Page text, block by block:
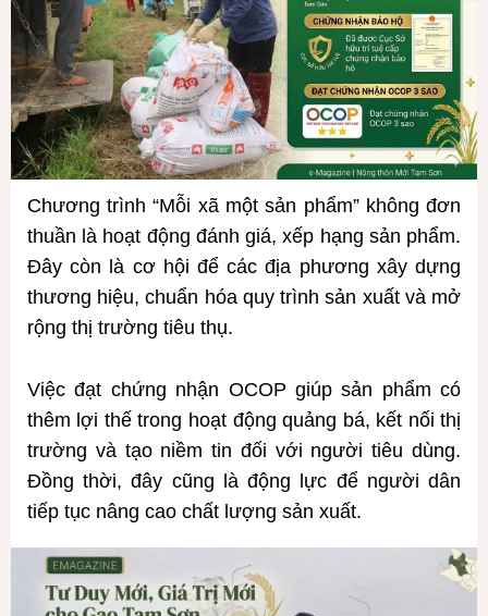
Chương trình “Mỗi xã một sản phẩm” không đơn
thuần là hoạt động đánh giá, xếp hạng sản phẩm.
Đây còn là cơ hội để các địa phương xây dựng
thương hiệu, chuẩn hóa quy trình sản xuất và mở
rộng thị trường tiêu thụ.
Việc đạt chứng nhận OCOP giúp sản phẩm có
thêm lợi thế trong hoạt động quảng bá, kết nối thị
trường và tạo niềm tin đối với người tiêu dùng.
Đồng thời, đây cũng là động lực để người dân
tiếp tục nâng cao chất lượng sản xuất.